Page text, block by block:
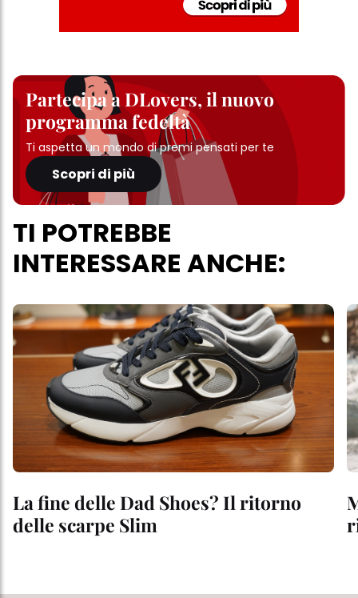
Partecipa a DLovers, il nuovo
programma fedeltà
Ti aspetta un mondo di premi pensati per te
Scopri di più
TI POTREBBE
INTERESSARE ANCHE:
La fine delle Dad Shoes? Il ritorno
delle scarpe Slim